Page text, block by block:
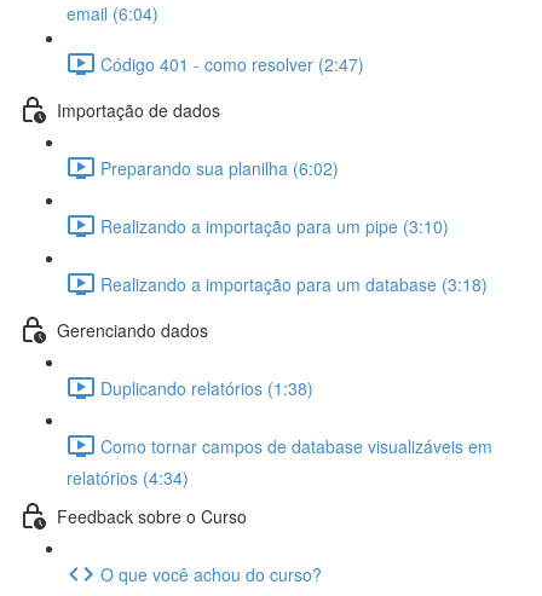
email (6:04)
Código 401 - como resolver (2:47)
Importação de dados
Preparando sua planilha (6:02)
Realizando a importação para um pipe (3:10)
Realizando a importação para um database (3:18)
Gerenciando dados
Duplicando relatórios (1:38)
Como tornar campos de database visualizáveis em
relatórios (4:34)
Feedback sobre o Curso
O que você achou do curso?